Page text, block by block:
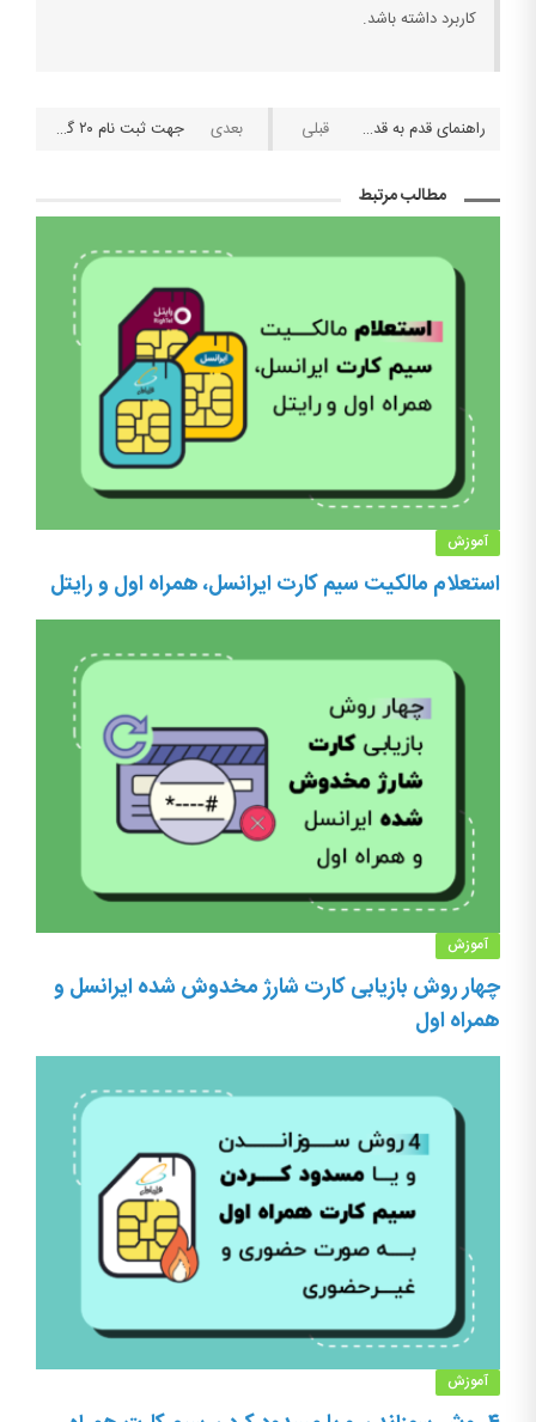
کاربرد داشته باشد.
راهنمای قدم به قدم ثبت نام اولیه در سامانه سجام بورس و دریافت کد بورسی جهت ثبت نام ۲۰ گیگ اینترنت رایگان فرهنگیان اینجا کلیک کنید
مطالب مرتبط
آموزش
استعلام مالکیت سیم کارت ایرانسل، همراه اول و رایتل
آموزش
چهار روش بازیابی کارت شارژ مخدوش شده ایرانسل و
همراه اول
آموزش